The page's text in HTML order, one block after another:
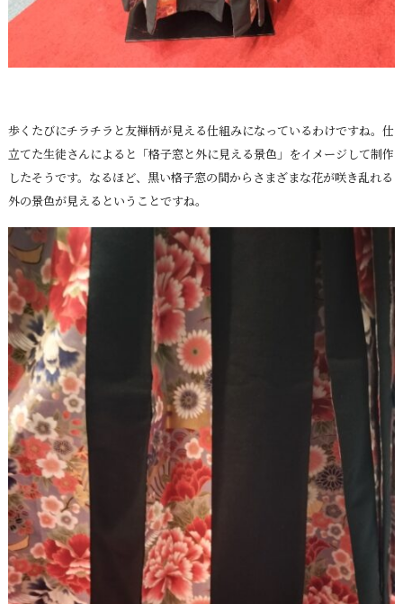
歩くたびにチラチラと友禅柄が見える仕組みになっているわけですね。仕
立てた生徒さんによると「格子窓と外に見える景色」をイメージして制作
したそうです。なるほど、黒い格子窓の間からさまざまな花が咲き乱れる
外の景色が見えるということですね。